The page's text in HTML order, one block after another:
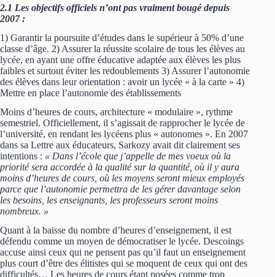
2.1 Les objectifs officiels n’ont pas vraiment bougé depuis
2007 :
1) Garantir la poursuite d’études dans le supérieur à 50% d’une
classe d’âge. 2) Assurer la réussite scolaire de tous les élèves au
lycée, en ayant une offre éducative adaptée aux élèves les plus
faibles et surtout éviter les redoublements 3) Assurer l’autonomie
des élèves dans leur orientation : avoir un lycée « à la carte » 4)
Mettre en place l’autonomie des établissements
Moins d’heures de cours, architecture « modulaire », rythme
semestriel. Officiellement, il s’agissait de rapprocher le lycée de
l’université, en rendant les lycéens plus « autonomes ». En 2007
dans sa Lettre aux éducateurs, Sarkozy avait dit clairement ses
intentions : « Dans l’école que j’appelle de mes voeux où la
priorité sera accordée à la qualité sur la quantité, où il y aura
moins d’heures de cours, où les moyens seront mieux employés
parce que l’autonomie permettra de les gérer davantage selon
les besoins, les enseignants, les professeurs seront moins
nombreux. »
Quant à la baisse du nombre d’heures d’enseignement, il est
défendu comme un moyen de démocratiser le lycée. Descoings
accuse ainsi ceux qui ne pensent pas qu’il faut un enseignement
plus court d’être des élitistes qui se moquent de ceux qui ont des
difficultés… Les heures de cours étant posées comme trop